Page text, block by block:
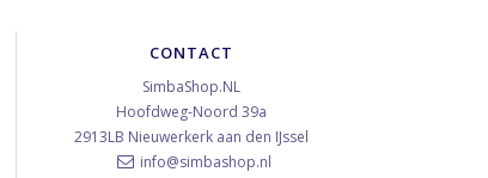
CONTACT
SimbaShop.NL
Hoofdweg-Noord 39a
2913LB Nieuwerkerk aan den IJssel
info@simbashop.nl